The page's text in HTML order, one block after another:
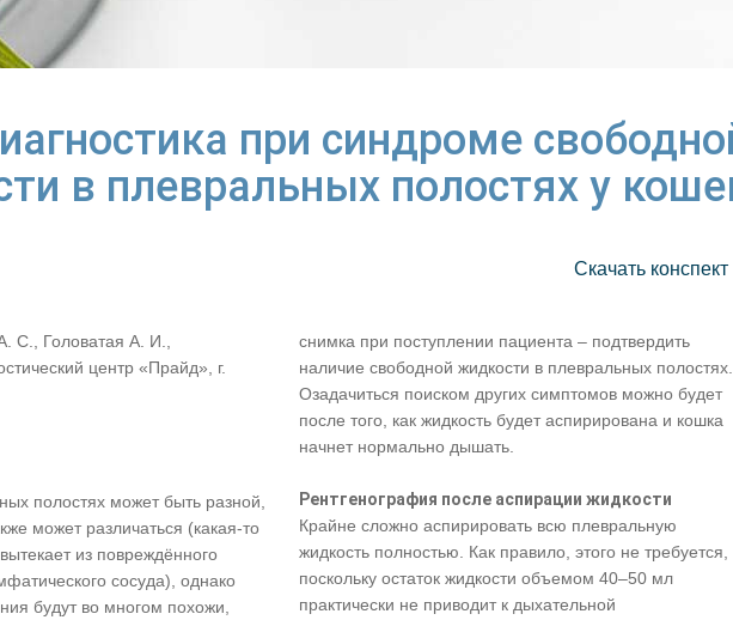
при синдроме
в плевральных полостях у
Скачать конспект
С., Головатая А. И.,
центр «Прайд», г.
полостях может быть разной,
может различаться (какая-то
из повреждённого
сосуда), однако
будут во многом похожи,
снимка при поступлении пациента – подтвердить
наличие свободной жидкости в плевральных полостях.
Озадачиться поиском других симптомов можно будет
после того, как жидкость будет аспирирована и кошка
начнет нормально дышать.
Рентгенография после аспирации жидкости
Крайне сложно аспирировать всю плевральную
жидкость полностью. Как правило, этого не требуется,
поскольку остаток жидкости объемом 40–50 мл
практически не приводит к дыхательной